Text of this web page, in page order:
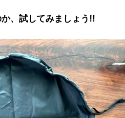
、試してみましょう!!